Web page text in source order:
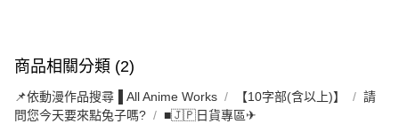
商品相關分類 (2)
📌依動漫作品搜尋▐ All Anime Works 【10字部(含以上)】
請
問您今天要來點兔子嗎?
■🇯🇵日貨專區✈